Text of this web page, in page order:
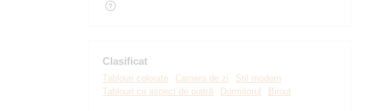
Clasificat
Tablouri colorate Camera de zi
Stil modern
Tablouri cu aspect de piatră
Dormitorul Biroul